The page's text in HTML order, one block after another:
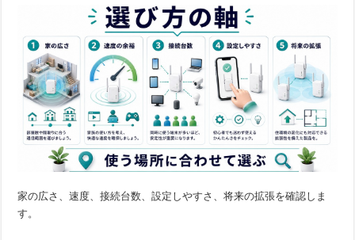
家の広さ、速度、接続台数、設定しやすさ、将来の拡張を確認しま
す。